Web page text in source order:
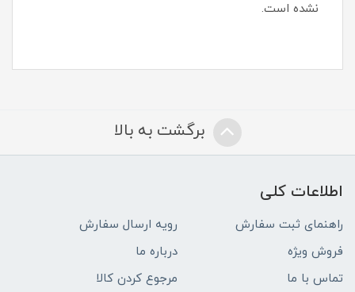
نشده است.
برگشت به بالا
اطلاعات کلی
راهنمای ثبت سفارش
رویه ارسال سفارش
فروش ویژه
درباره ما
تماس با ما
مرجوع کردن کالا